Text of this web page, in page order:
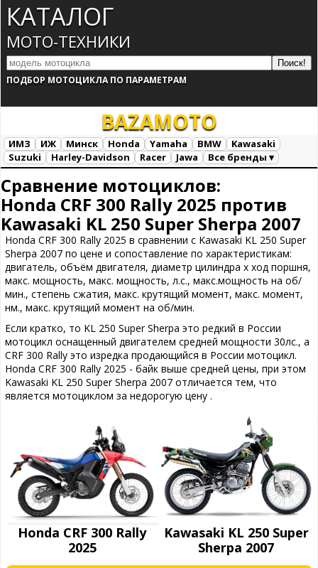
КАТАЛОГ
МОТО-ТЕХНИКИ
ПОДБОР МОТОЦИКЛА ПО ПАРАМЕТРАМ
BAZAMOTO
ИМЗ ИЖ Минск Honda Yamaha BMW
Kawasaki
Suzuki
Harley-Davidson Racer Jawa
Все бренды ▾
Сравнение мотоциклов:
Honda CRF 300 Rally 2025 против
Kawasaki KL 250 Super Sherpa 2007
Honda CRF 300 Rally 2025 в сравнении с Kawasaki KL 250 Super
Sherpa 2007 по цене и сопоставление по характеристикам:
двигатель, объём двигателя, диаметр цилиндра х ход поршня,
макс. мощность, макс. мощность, л.с., макс.мощность на об/
мин., степень сжатия, макс. крутящий момент, макс. момент,
нм., макс. крутящий момент на об/мин.
Если кратко, то KL 250 Super Sherpa это редкий в России
мотоцикл оснащенный двигателем средней мощности 30лс., а
CRF 300 Rally это изредка продающийся в России мотоцикл.
Honda CRF 300 Rally 2025 - байк выше средней цены, при этом
Kawasaki KL 250 Super Sherpa 2007 отличается тем, что
является мотоциклом за недорогую цену .
Honda CRF 300 Rally
2025
Kawasaki KL 250 Super
Sherpa 2007